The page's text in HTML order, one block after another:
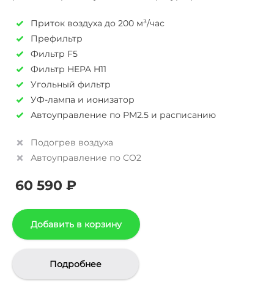
Приток воздуха до 200 м³/час
Префильтр
Фильтр F5
Фильтр HEPA H11
Угольный фильтр
УФ-лампа и ионизатор
Автоуправление по PM2.5 и расписанию
Подогрев воздуха
Автоуправление по CO2
60 590 ₽
Добавить в корзину
Подробнее